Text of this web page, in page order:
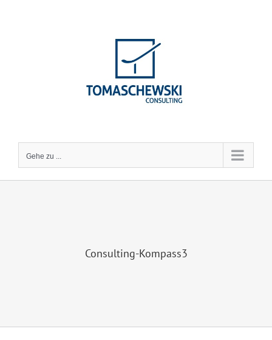
Gehe zu ...
Consulting-Kompass3